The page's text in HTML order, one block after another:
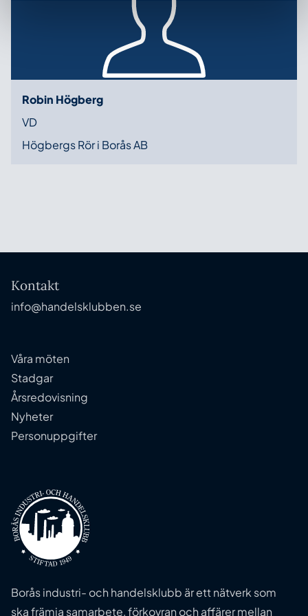
Robin Högberg
VD
Högbergs Rör i Borås AB
Borås industri- och handelsklubb är ett nätverk som
ska främja samarbete, förkovran och affärer mellan
Kontakt
info@handelsklubben.se
Våra möten
Stadgar
Årsredovisning
Nyheter
Personuppgifter